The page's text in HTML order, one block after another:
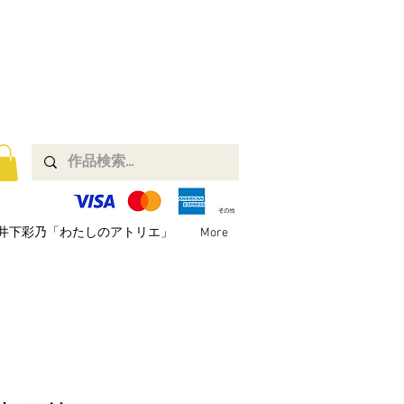
下彩乃「わたしのアトリエ」 More